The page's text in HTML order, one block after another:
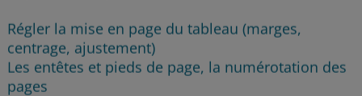
Régler la mise en page du tableau (marges,
centrage, ajustement)
Les entêtes et pieds de page, la numérotation des
pages